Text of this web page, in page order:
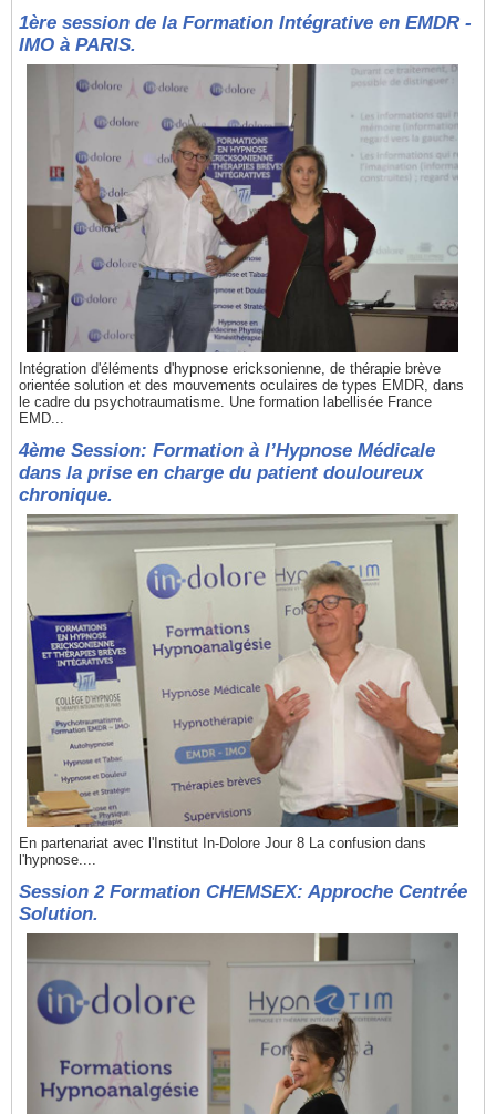
1ère session de la Formation Intégrative en EMDR -
IMO à PARIS.
Intégration d'éléments d'hypnose ericksonienne, de thérapie brève
orientée solution et des mouvements oculaires de types EMDR, dans
le cadre du psychotraumatisme. Une formation labellisée France
EMD...
4ème Session: Formation à l’Hypnose Médicale
dans la prise en charge du patient douloureux
chronique.
En partenariat avec l'Institut In-Dolore Jour 8 La confusion dans
l'hypnose....
Session 2 Formation CHEMSEX: Approche Centrée
Solution.